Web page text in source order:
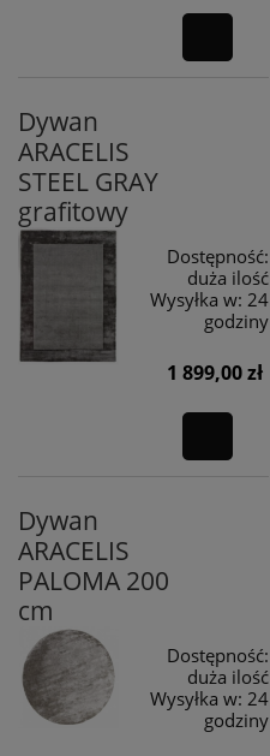
Dywan
ARACELIS
STEEL GRAY
grafitowy
Dostępność:
duża ilość
Wysyłka w: 24
godziny
1 899,00 zł
Dywan
ARACELIS
PALOMA 200
cm
Dostępność:
duża ilość
Wysyłka w: 24
godziny